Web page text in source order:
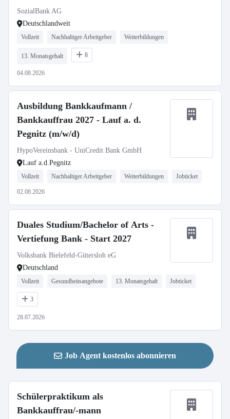
SozialBank AG
Deutschlandweit
Vollzeit Nachhaltiger Arbeitgeber Weiterbildungen
13. Monatsgehalt 8
04.08.2026
Ausbildung Bankkaufmann /
Bankkauffrau 2027 - Lauf a. d.
Pegnitz (m/w/d)
HypoVereinsbank - UniCredit Bank GmbH
Lauf a.d.Pegnitz
Vollzeit Nachhaltiger Arbeitgeber Weiterbildungen Jobticket
02.08.2026
Duales Studium/Bachelor of Arts -
Vertiefung Bank - Start 2027
Volksbank Bielefeld-Gütersloh eG
Deutschland
Vollzeit Gesundheitsangebote 13. Monatsgehalt Jobticket
3
28.07.2026
Job Agent kostenlos abonnieren
Schülerpraktikum als
Bankkauffrau/-mann